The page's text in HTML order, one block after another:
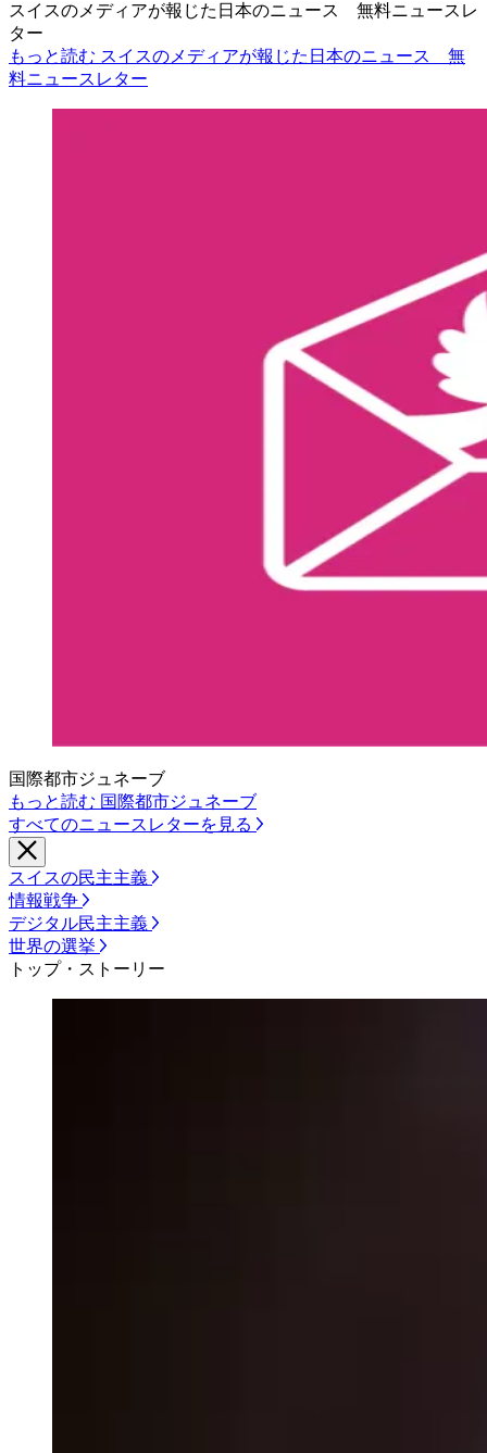
スイスのメディアが報じた日本のニュース 無料ニュースレ
ター
もっと読む スイスのメディアが報じた日本のニュース 無
料ニュースレター
国際都市ジュネーブ
もっと読む 国際都市ジュネーブ
すべてのニュースレターを見る
スイスの民主主義
情報戦争
デジタル民主主義
世界の選挙
トップ・ストーリー